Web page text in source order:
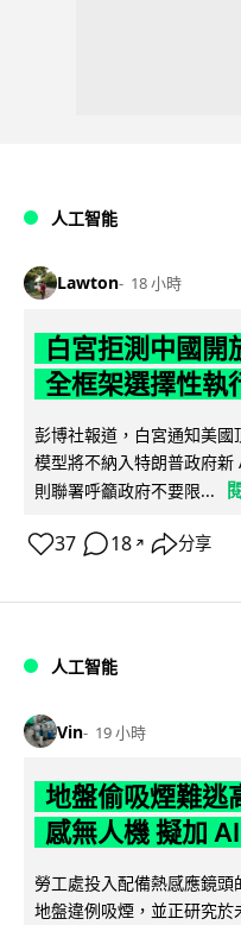
人工智能
Lawton 18 小時
白宮拒測中國開
全框架選擇性執
彭博社報道，白宮通知美
模型將不納入特朗普政府
則聯署呼籲政府不要限...
37 18 ↗ 分享
人工智能
Vin 19 小時
地盤偷吸煙難逃
感無人機 擬加
勞工處投入配備熱感應鏡
地盤違例吸煙，並正研究